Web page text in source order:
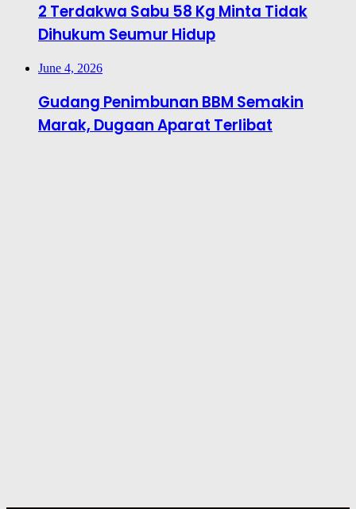
2 Terdakwa Sabu 58 Kg Minta Tidak
Dihukum Seumur Hidup
June 4, 2026
Gudang Penimbunan BBM Semakin
Marak, Dugaan Aparat Terlibat